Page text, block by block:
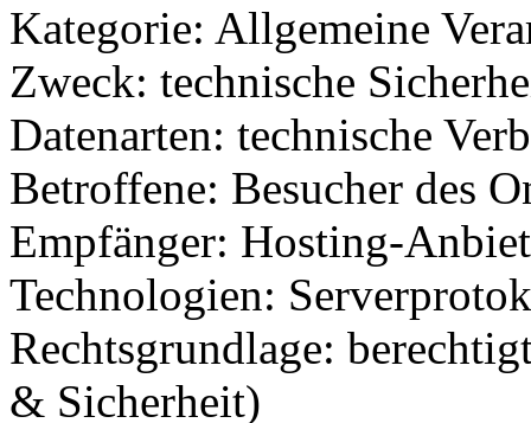
Kategorie: Allgemeine
Zweck: technische
Datenarten: technische
Betroffene: Besucher des
Empfänger: Hosting-
Technologien:
Rechtsgrundlage:
& Sicherheit)